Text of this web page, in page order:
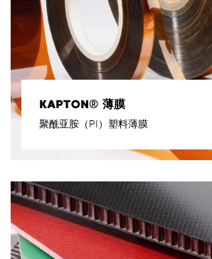
KAPTON® 薄膜
聚酰亚胺（PI）塑料薄膜